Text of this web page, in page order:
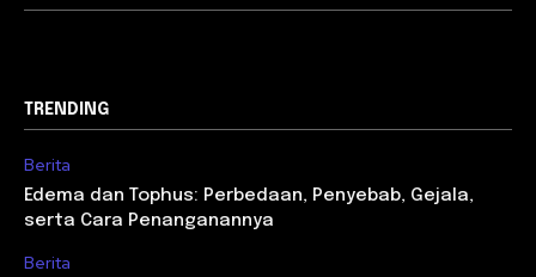
TRENDING
Berita
Edema dan Tophus: Perbedaan, Penyebab, Gejala,
serta Cara Penanganannya
Berita